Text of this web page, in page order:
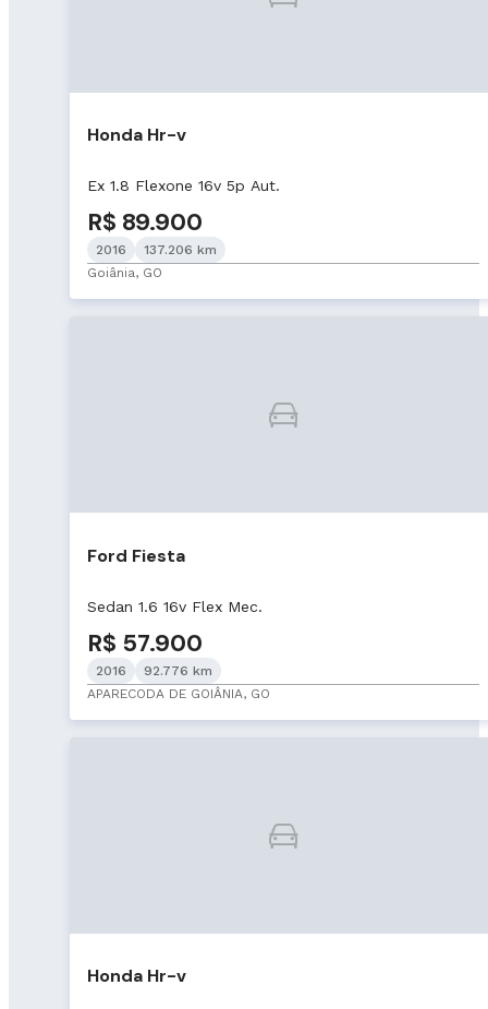
Honda Hr-v
Ex 1.8 Flexone 16v 5p Aut.
R$ 89.900
2016
137.206 km
Goiânia, GO
Ford Fiesta
Sedan 1.6 16v Flex Mec.
R$ 57.900
2016
92.776 km
APARECODA DE GOIÂNIA, GO
Honda Hr-v